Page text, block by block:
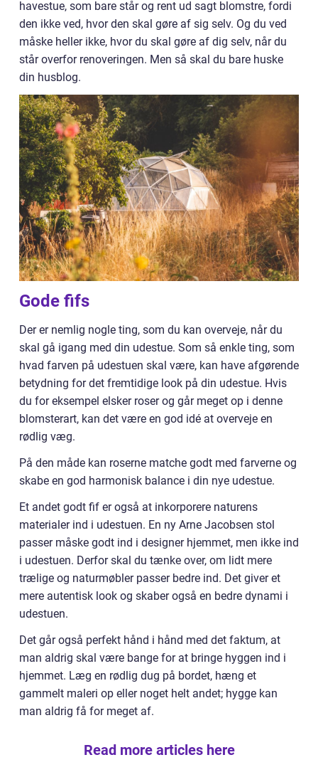
havestue, som bare står og rent ud sagt blomstre, fordi
den ikke ved, hvor den skal gøre af sig selv. Og du ved
måske heller ikke, hvor du skal gøre af dig selv, når du
står overfor renoveringen. Men så skal du bare huske
din husblog.
Gode fifs
Der er nemlig nogle ting, som du kan overveje, når du
skal gå igang med din udestue. Som så enkle ting, som
hvad farven på udestuen skal være, kan have afgørende
betydning for det fremtidige look på din udestue. Hvis
du for eksempel elsker roser og går meget op i denne
blomsterart, kan det være en god idé at overveje en
rødlig væg.
På den måde kan roserne matche godt med farverne og
skabe en god harmonisk balance i din nye udestue.
Et andet godt fif er også at inkorporere naturens
materialer ind i udestuen. En ny Arne Jacobsen stol
passer måske godt ind i designer hjemmet, men ikke ind
i udestuen. Derfor skal du tænke over, om lidt mere
trælige og naturmøbler passer bedre ind. Det giver et
mere autentisk look og skaber også en bedre dynami i
udestuen.
Det går også perfekt hånd i hånd med det faktum, at
man aldrig skal være bange for at bringe hyggen ind i
hjemmet. Læg en rødlig dug på bordet, hæng et
gammelt maleri op eller noget helt andet; hygge kan
man aldrig få for meget af.
Read more articles here